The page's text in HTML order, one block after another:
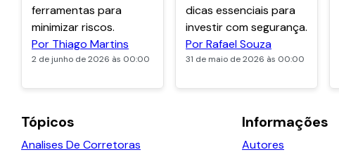
ferramentas para
minimizar riscos.
Por Thiago Martins
2 de junho de 2026 às 00:00
dicas essenciais para
investir com segurança.
Por Rafael Souza
31 de maio de 2026 às 00:00
Tópicos
Analises De Corretoras
Informações
Autores